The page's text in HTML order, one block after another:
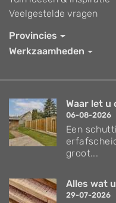
Veelgestelde vragen
Provincies
Werkzaamheden
Waar let u
06-08-2026
Een
groot...
Alles wat
29-07-2026